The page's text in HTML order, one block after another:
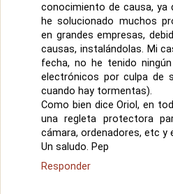
conocimiento de causa,
he solucionado muchos
en grandes empresas,
causas, instalándolas. Mi
fecha, no he tenido
electrónicos por culpa de
cuando hay tormentas).
Como bien dice Oriol, en
una regleta protectora
cámara, ordenadores, etc y
Un saludo. Pep
Responder